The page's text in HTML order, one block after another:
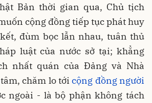
Bản thời gian qua, Chủ tịch
cộng đồng tiếp tục phát huy
đùm bọc lẫn nhau, tuân thủ
luật của nước sở tại; khẳng
nhất quán của Đảng và Nhà
chăm lo tớicộng đồng người
ngoài - là bộ phận không tách